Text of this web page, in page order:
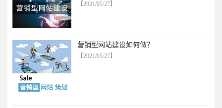
【2021/05/27】
营销型网站建设如何做？
【2021/05/27】